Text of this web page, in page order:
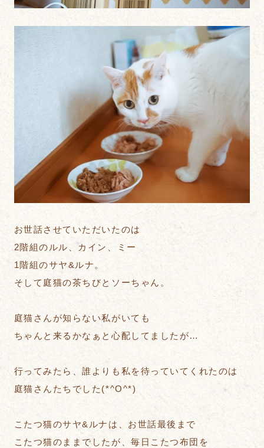
お世話させていただいたのは
2階組のルル、カイン、ミー
1階組のサヤ&ルナ。
そして庭猫の茶ちびとソーちゃん。
庭猫さんが知らない私がいても
ちゃんと来るかなぁと心配してましたが…
行ってみたら、誰よりも私を待っていてくれたのは
庭猫さんたちでした(*^O^*)
こたつ猫のサヤ&ルナは、お世話最後まで
こたつ猫のままでしたが、毎日こたつ布団を